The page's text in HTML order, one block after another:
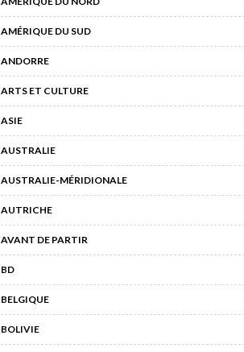
AMÉRIQUE DU SUD
ANDORRE
ARTS ET CULTURE
ASIE
AUSTRALIE
AUSTRALIE-MÉRIDIONALE
AUTRICHE
AVANT DE PARTIR
BD
BELGIQUE
BOLIVIE